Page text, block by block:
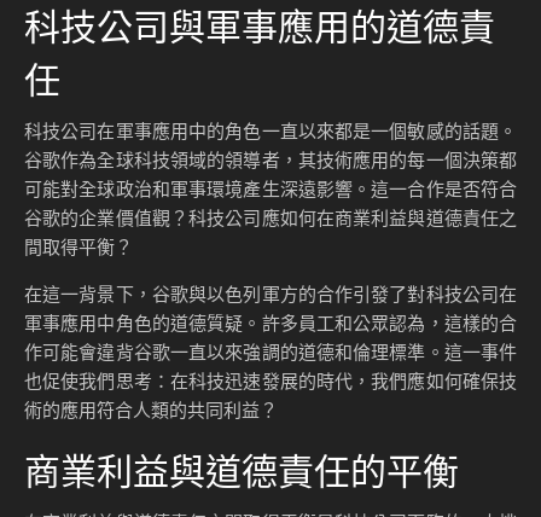
科技公司與軍事應用的道德責
任
科技公司在軍事應用中的角色一直以來都是一個敏感的話題。
谷歌作為全球科技領域的領導者，其技術應用的每一個決策都
可能對全球政治和軍事環境產生深遠影響。這一合作是否符合
谷歌的企業價值觀？科技公司應如何在商業利益與道德責任之
間取得平衡？
在這一背景下，谷歌與以色列軍方的合作引發了對科技公司在
軍事應用中角色的道德質疑。許多員工和公眾認為，這樣的合
作可能會違背谷歌一直以來強調的道德和倫理標準。這一事件
也促使我們思考：在科技迅速發展的時代，我們應如何確保技
術的應用符合人類的共同利益？
商業利益與道德責任的平衡